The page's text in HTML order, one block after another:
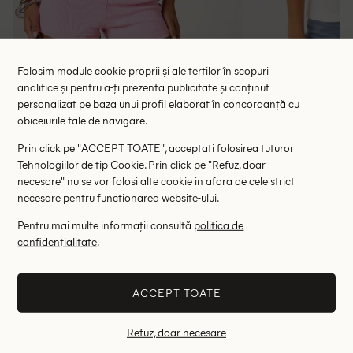
Tricou Missguided, alb
39.50 lei
RRP: 79.00 lei
L XL
Folosim module cookie proprii și ale terților în scopuri
analitice și pentru a-ți prezenta publicitate și conținut
personalizat pe baza unui profil elaborat în concordanță cu
obiceiurile tale de navigare.
Prin click pe "ACCEPT TOATE", acceptati folosirea tuturor
Tehnologiilor de tip Cookie. Prin click pe "Refuz, doar
necesare" nu se vor folosi alte cookie in afara de cele strict
necesare pentru functionarea website-ului.
Pentru mai multe informații consultă politica de
confidențialitate.
ACCEPT TOATE
Refuz, doar necesare